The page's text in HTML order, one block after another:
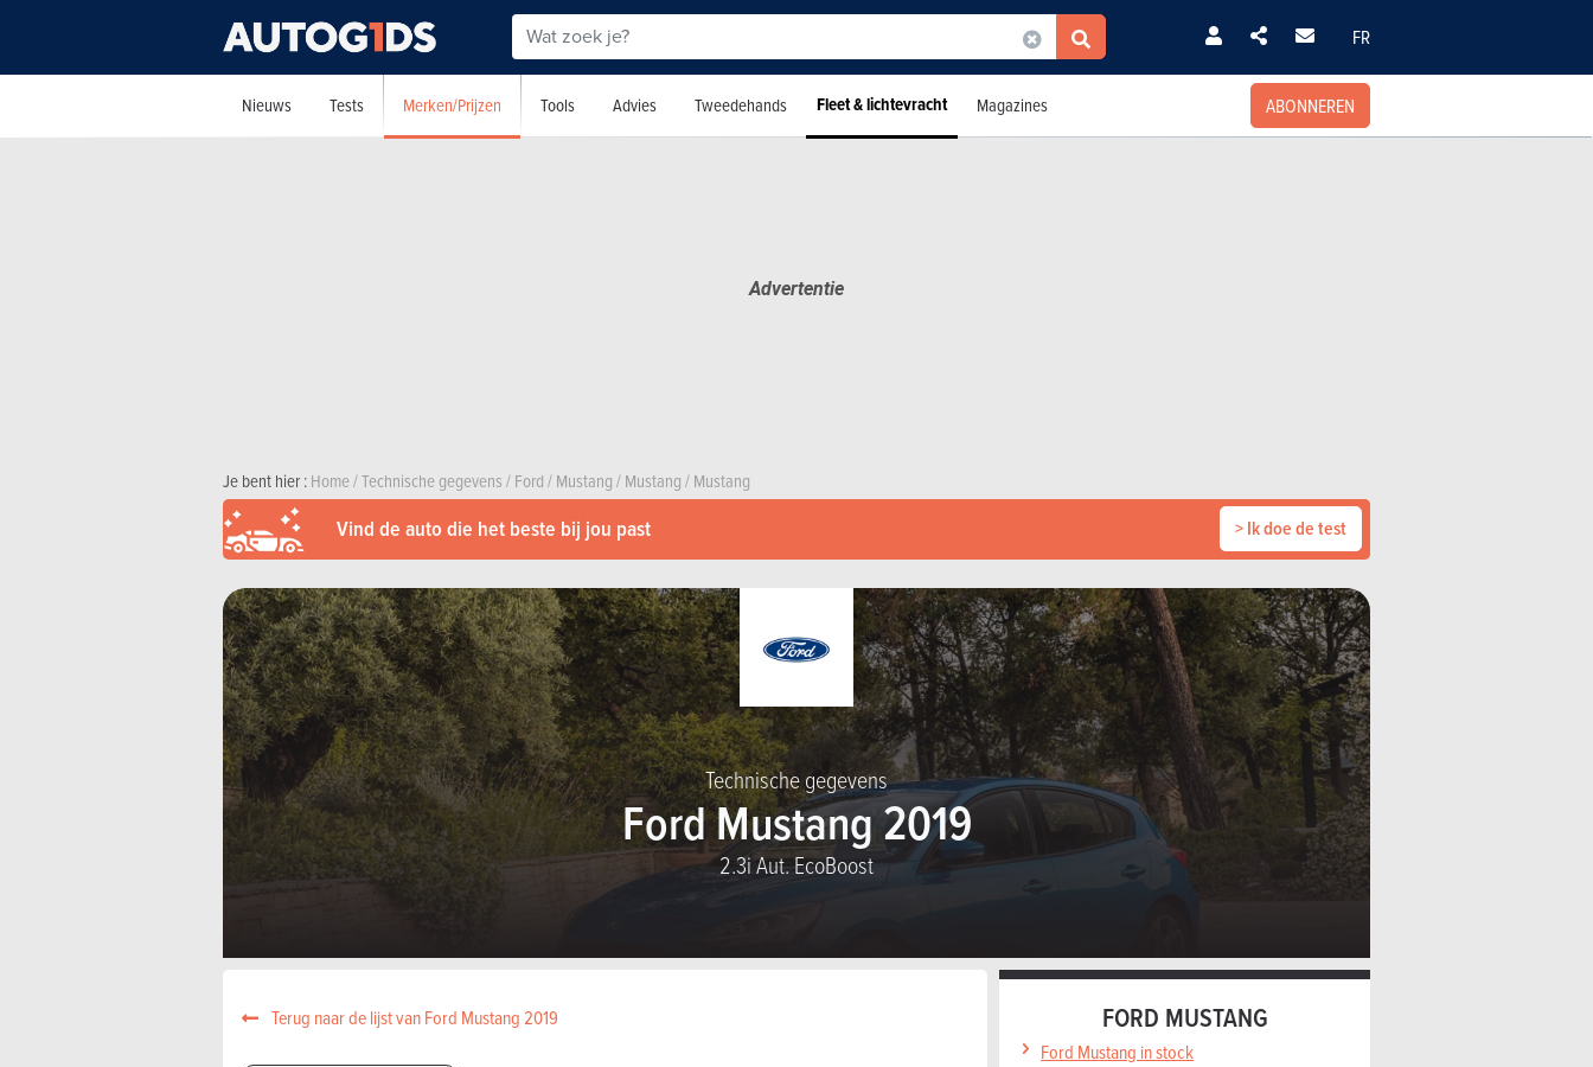
FR
Nieuws Tests Merken/Prijzen Tools Advies Tweedehands Fleet & lichtevracht Magazines ABONNEREN
Je bent hier :Home/Technische gegevens/Ford/Mustang/Mustang/Mustang
Vind de auto die het beste bij jou past > Ik doe de test
Technische gegevens
Ford Mustang 2019
2.3i Aut. EcoBoost
Terug naar de lijst van Ford Mustang 2019 FORD MUSTANG
Ford Mustang in stock